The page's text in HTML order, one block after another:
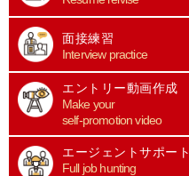
面接練習
Interview practice
エントリー動画作成
Make your
self-promotion video
エージェントサポート
Full job hunting